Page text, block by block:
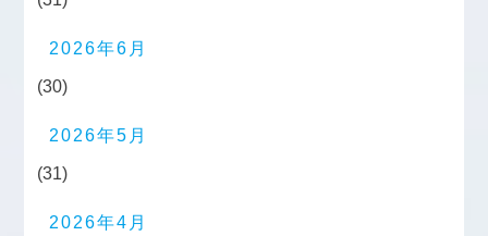
2026年6月
(30)
2026年5月
(31)
2026年4月